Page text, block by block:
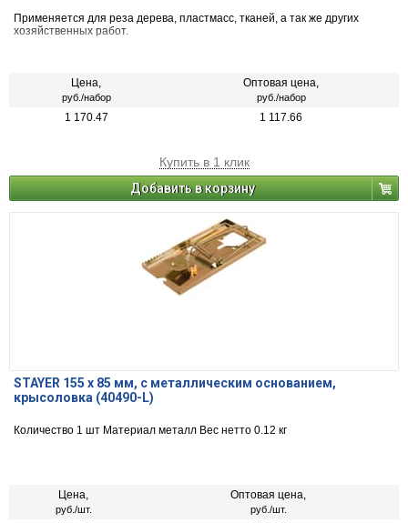
Применяется для реза дерева, пластмасс, тканей, а так же других
хозяйственных работ.
Цена,
руб./набор
Оптовая цена,
руб./набор
1 170.47 1 117.66
Купить в 1 клик
Добавить в корзину
STAYER 155 х 85 мм, с металлическим основанием,
крысоловка (40490-L)
Количество 1 шт Материал металл Вес нетто 0.12 кг
Цена,
руб./шт.
Оптовая цена,
руб./шт.